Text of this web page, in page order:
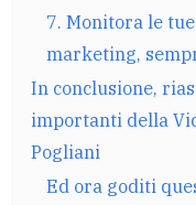
7. Monitora le
marketing,
In conclusione,
importanti della
Pogliani
Ed ora goditi